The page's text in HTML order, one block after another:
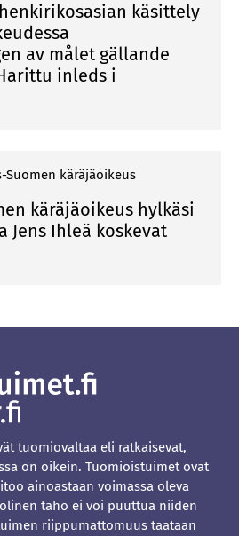
käsittely
av målet gällande
inleds i
Suo­men kä­rä­jä­oi­keus
käräjäoikeus hylkäsi
Jens Ihleä koskevat
tuomiovaltaa eli ratkaisevat,
on oikein. Tuomioistuimet ovat
ainoastaan voimassa oleva
taho ei voi puuttua niiden
riippumattomuus taataan